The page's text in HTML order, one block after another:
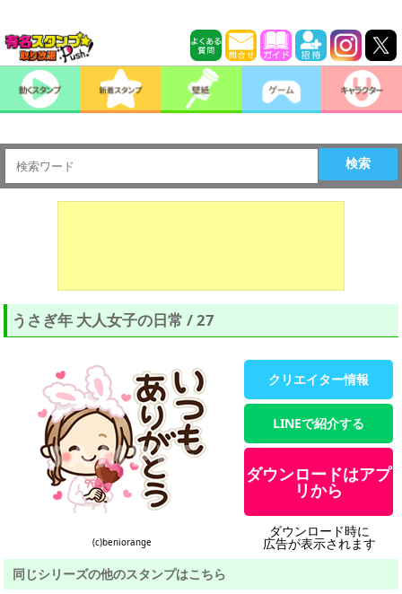
検索
うさぎ年 大人女子の日常 / 27
(c)beniorange
クリエイター情報
LINEで紹介する
ダウンロードはアプ
リから
ダウンロード時に
広告が表示されます
同じシリーズの他のスタンプはこちら